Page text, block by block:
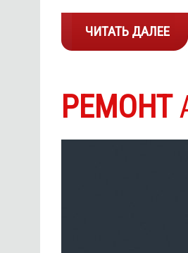
ЧИТАТЬ ДАЛЕЕ
РЕМОНТ